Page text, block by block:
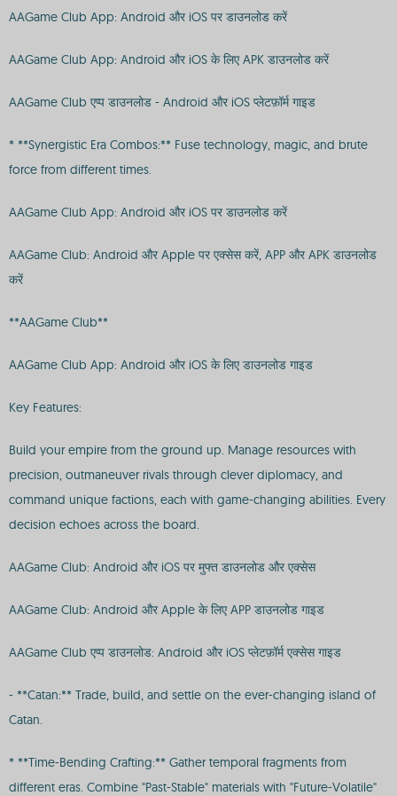
AAGame Club App: Android और iOS पर डाउनलोड करें
AAGame Club App: Android और iOS के लिए APK डाउनलोड करें
AAGame Club एप्प डाउनलोड - Android और iOS प्लेटफ़ॉर्म गाइड
* **Synergistic Era Combos:** Fuse technology, magic, and brute
force from different times.
AAGame Club App: Android और iOS पर डाउनलोड करें
AAGame Club: Android और Apple पर एक्सेस करें, APP और APK डाउनलोड
करें
**AAGame Club**
AAGame Club App: Android और iOS के लिए डाउनलोड गाइड
Key Features:
Build your empire from the ground up. Manage resources with
precision, outmaneuver rivals through clever diplomacy, and
command unique factions, each with game-changing abilities. Every
decision echoes across the board.
AAGame Club: Android और iOS पर मुफ्त डाउनलोड और एक्सेस
AAGame Club: Android और Apple के लिए APP डाउनलोड गाइड
AAGame Club एप्प डाउनलोड: Android और iOS प्लेटफ़ॉर्म एक्सेस गाइड
- **Catan:** Trade, build, and settle on the ever-changing island of
Catan.
* **Time-Bending Crafting:** Gather temporal fragments from
different eras. Combine "Past-Stable" materials with "Future-Volatile"